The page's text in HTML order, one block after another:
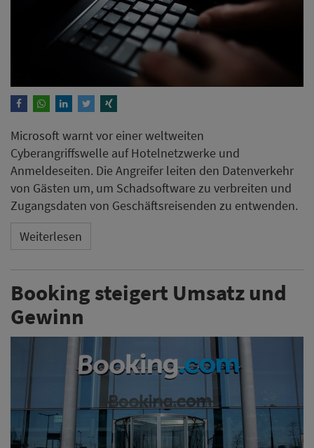
Microsoft warnt vor einer weltweiten
Cyberangriffswelle auf Hotelnetzwerke und
Anmeldeseiten. Die Angreifer leiten den Datenverkehr
von Gästen um, um Schadsoftware zu verbreiten und
Zugangsdaten von Geschäftsreisenden zu entwenden.
Weiterlesen
Booking steigert Umsatz und
Gewinn